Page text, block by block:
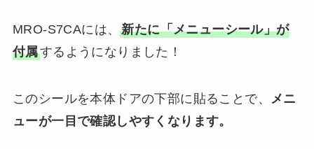
MRO-S7CAには、新たに「メニューシール」が
付属するようになりました！
このシールを本体ドアの下部に貼ることで、 メニ
ューが一目で確認しやすくなります。